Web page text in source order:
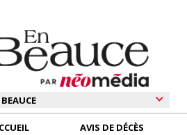
AVIS DE DÉCÈS